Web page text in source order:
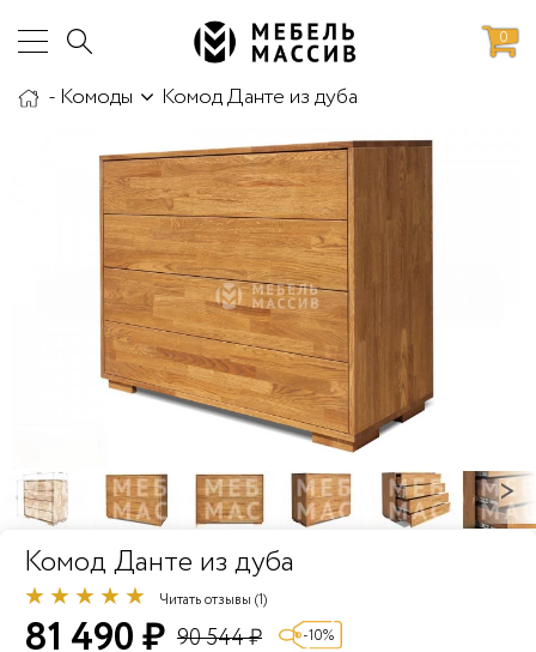
Доставка и сборка
0
- Комоды Комод Данте из дуба
>
Комод Данте из дуба
Читать отзывы (1)
81 490 ₽ 90 544 ₽ -10%